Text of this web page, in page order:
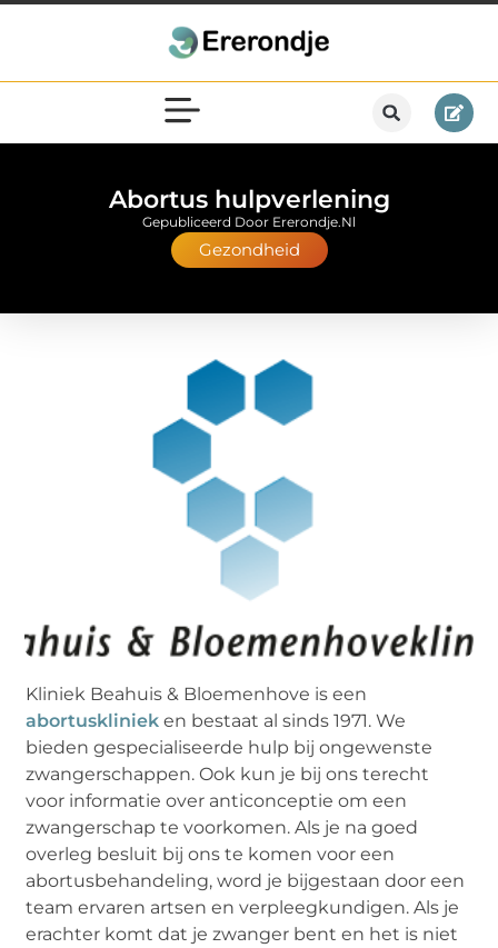
Abortus hulpverlening
Gezondheid
Gepubliceerd Door Ererondje.nl
Kliniek Beahuis & Bloemenhove is een
abortuskliniek en bestaat al sinds 1971. We
bieden gespecialiseerde hulp bij ongewenste
zwangerschappen. Ook kun je bij ons terecht
voor informatie over anticonceptie om een
zwangerschap te voorkomen. Als je na goed
overleg besluit bij ons te komen voor een
abortusbehandeling, word je bijgestaan door een
team ervaren artsen en verpleegkundigen. Als je
erachter komt dat je zwanger bent en het is niet